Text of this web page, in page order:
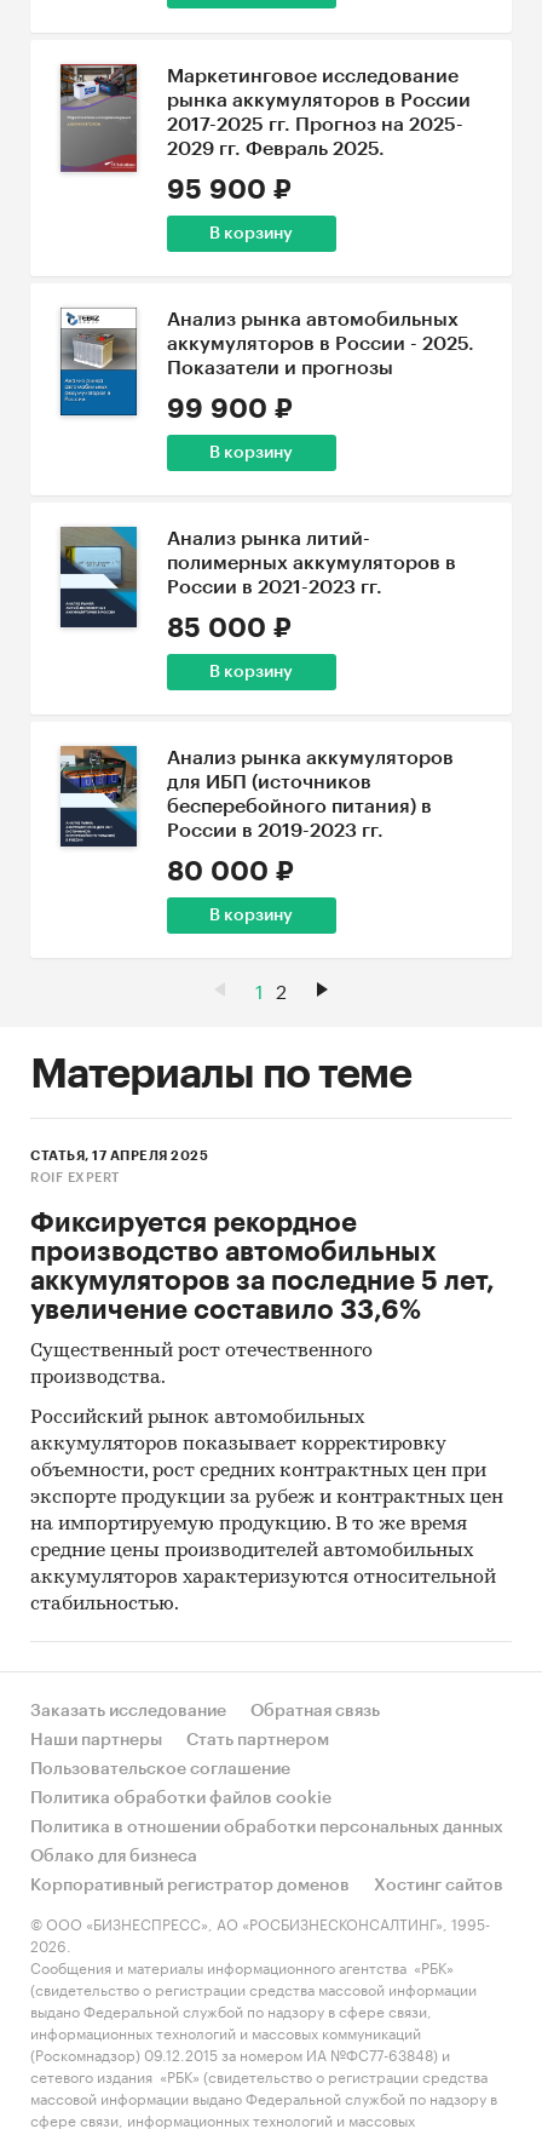
Маркетинговое исследование
рынка аккумуляторов в России
2017-2025 гг. Прогноз на 2025-
2029 гг. Февраль 2025.
95 900 ₽
В корзину
Анализ рынка автомобильных
аккумуляторов в России - 2025.
Показатели и прогнозы
99 900 ₽
В корзину
Анализ рынка литий-
полимерных аккумуляторов в
России в 2021-2023 гг.
85 000 ₽
В корзину
Анализ рынка аккумуляторов
для ИБП (источников
бесперебойного питания) в
России в 2019-2023 гг.
80 000 ₽
В корзину
1 2
Материалы по теме
СТАТЬЯ, 17 АПРЕЛЯ 2025
ROIF EXPERT
Фиксируется рекордное
производство автомобильных
аккумуляторов за последние 5 лет,
увеличение составило 33,6%
Существенный рост отечественного
производства.
Российский рынок автомобильных
аккумуляторов показывает корректировку
объемности, рост средних контрактных цен при
экспорте продукции за рубеж и контрактных цен
на импортируемую продукцию. В то же время
средние цены производителей автомобильных
аккумуляторов характеризуются относительной
стабильностью.
Заказать исследование
Обратная связь
Наши партнеры
Стать партнером
Пользовательское соглашение
Политика обработки файлов cookie
Политика в отношении обработки персональных данных
Облако для бизнеса
Корпоративный регистратор доменов
Хостинг сайтов
© ООО «БИЗНЕСПРЕСС», АО «РОСБИЗНЕСКОНСАЛТИНГ», 1995-
2026.
Сообщения и материалы информационного агентства «РБК»
(свидетельство о регистрации средства массовой информации
выдано Федеральной службой по надзору в сфере связи,
информационных технологий и массовых коммуникаций
(Роскомнадзор) 09.12.2015 за номером ИА №ФС77-63848) и
сетевого издания «РБК» (свидетельство о регистрации средства
массовой информации выдано Федеральной службой по надзору в
сфере связи, информационных технологий и массовых